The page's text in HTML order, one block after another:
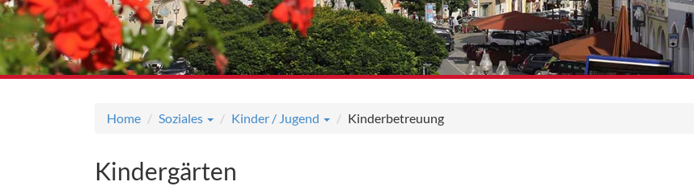
Home Soziales Kinder / Jugend Kinderbetreuung
Kindergärten